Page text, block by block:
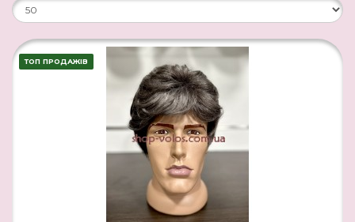
ТОП ПРОДАЖІВ